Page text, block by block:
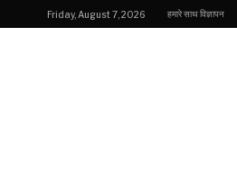
Friday, August 7, 2026 हमारे साथ विज्ञापन